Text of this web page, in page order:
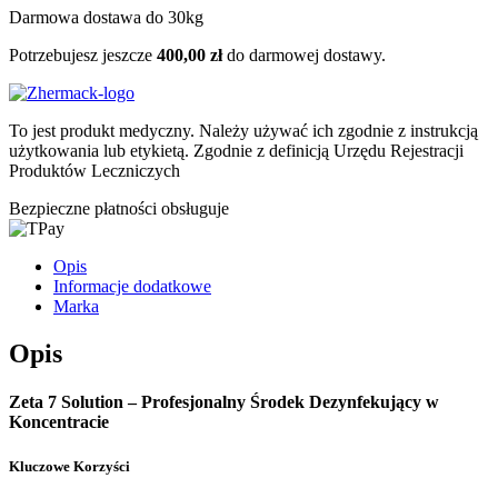
Darmowa dostawa do 30kg
Potrzebujesz jeszcze 400,00 złdo darmowej dostawy.
To jest produkt medyczny. Należy używać ich zgodnie z instrukcją
użytkowania lub etykietą. Zgodnie z definicją Urzędu Rejestracji
Produktów Leczniczych
Bezpieczne płatności obsługuje
Opis
Informacje dodatkowe
Marka
Opis
Zeta 7 Solution – Profesjonalny Środek Dezynfekujący w
Koncentracie
Kluczowe Korzyści